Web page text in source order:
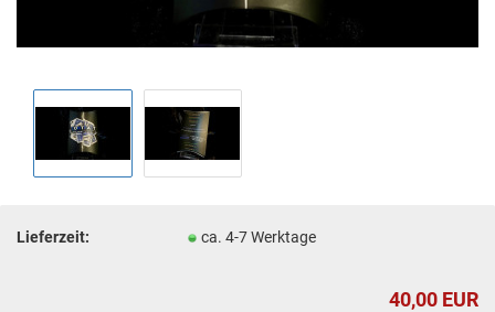
Lieferzeit: ca. 4-7 Werktage
40,00 EUR